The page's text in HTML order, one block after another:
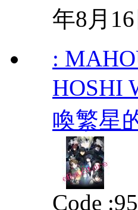
年8月
:
HOSHI
喚繁星
Code :